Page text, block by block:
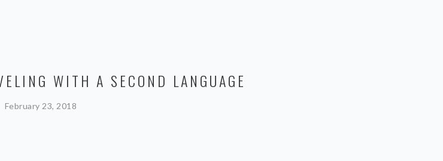
WITH A SECOND LANGUAGE
February 23, 2018